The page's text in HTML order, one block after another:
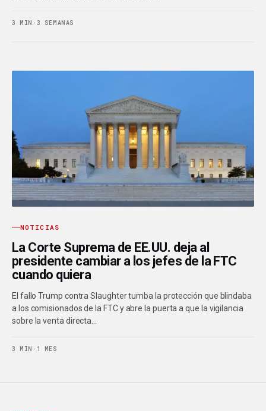
3 MIN · 3 SEMANAS
NOTICIAS
La Corte Suprema de EE.UU. deja al
presidente cambiar a los jefes de la FTC
cuando quiera
El fallo Trump contra Slaughter tumba la protección que blindaba
a los comisionados de la FTC y abre la puerta a que la vigilancia
sobre la venta directa…
3 MIN · 1 MES